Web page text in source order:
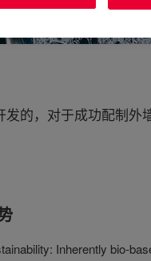
的，对于成功配制外
Inherently bio-